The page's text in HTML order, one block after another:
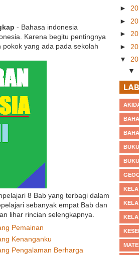
- Bahasa indonesia
Karena begitu pentingnya
yang ada pada sekolah
8 Bab yang terbagi dalam
sebanyak empat Bab dan
lihar rincian selengkapnya.
Pemainan
Kenanganku
Pengalaman Berharga
►
►
►
►
▼
▼